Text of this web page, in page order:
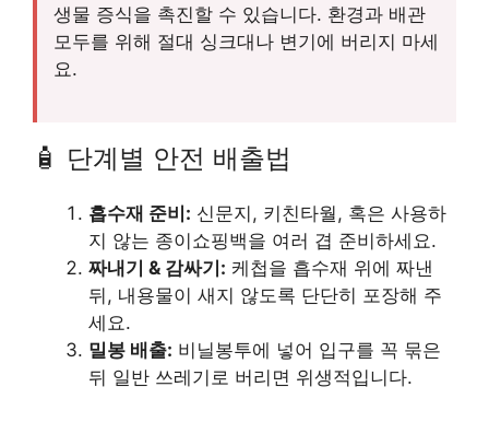
생물 증식을 촉진할 수 있습니다. 환경과 배관
모두를 위해 절대 싱크대나 변기에 버리지 마세
요.
🧴 단계별 안전 배출법
흡수재 준비: 신문지, 키친타월, 혹은 사용하
지 않는 종이쇼핑백을 여러 겹 준비하세요.
짜내기 & 감싸기: 케첩을 흡수재 위에 짜낸
뒤, 내용물이 새지 않도록 단단히 포장해 주
세요.
밀봉 배출: 비닐봉투에 넣어 입구를 꼭 묶은
뒤 일반 쓰레기로 버리면 위생적입니다.